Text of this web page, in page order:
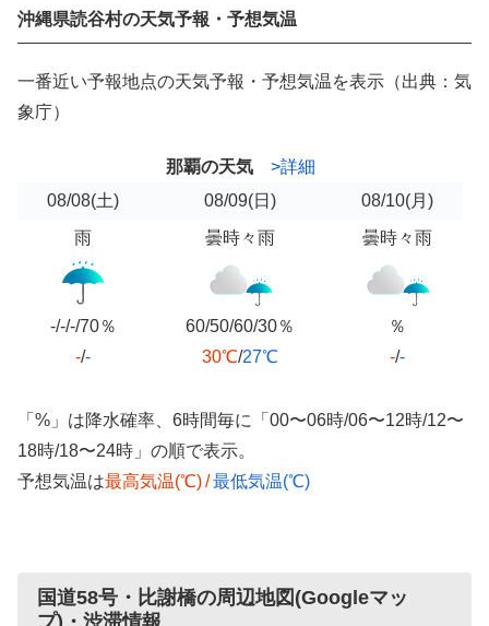
沖縄県読谷村の天気予報・予想気温
一番近い予報地点の天気予報・予想気温を表示（出典：気
象庁）
那覇の天気
>詳細
08/08(土) 08/09(日) 08/10(月)
雨
-/-/-/70％
-/-
曇時々雨
60/50/60/30％
30℃/27℃
曇時々雨
％
-/-
「%」は降水確率、6時間毎に「00〜06時/06〜12時/12〜
18時/18〜24時」の順で表示。
予想気温は最高気温(℃)/最低気温(℃)
国道58号・比謝橋の周辺地図(Googleマッ